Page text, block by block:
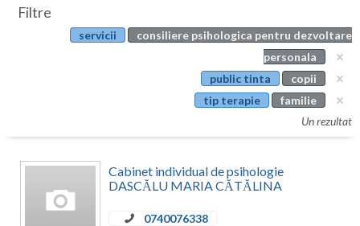
Botosani
Caras-Severin
Articole
Evenimente
Filtre
servicii
consiliere psihologica pentru dezvoltare
personala
public tinta
copii
tip terapie
familie
Un rezultat
Cabinet individual de psihologie
DASCĂLU MARIA CĂTĂLINA
0740076338